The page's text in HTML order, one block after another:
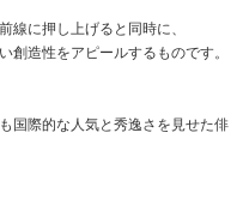
線に押し上げると同時に、
創造性をアピールするものです。
国際的な人気と秀逸さを見せた俳